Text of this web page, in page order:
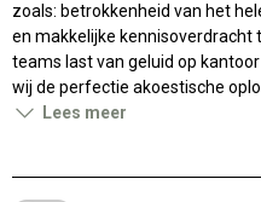
zoals: betrokkenheid van het
en makkelijke kennisoverdracht
teams last van geluid op
wij de perfectie akoestische
Lees meer